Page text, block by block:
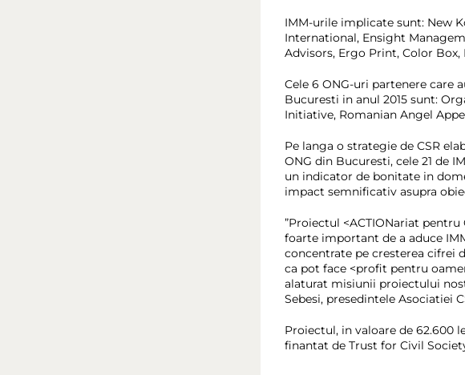
IMM-urile implicate sunt: New
International, Ensight
Advisors, Ergo Print, Color Box,
Cele 6 ONG-uri partenere
Bucuresti in anul 2015 sunt:
Initiative, Romanian Angel
Pe langa o strategie de CSR
ONG din Bucuresti, cele 21 de
un indicator de bonitate in
impact semnificativ asupra
”Proiectul <ACTIONariat
foarte important de a aduce
concentrate pe cresterea cifrei
ca pot face <profit pentru
alaturat misiunii proiectului
Sebesi, presedintele Asociatiei
Proiectul, in valoare de 62.600
finantat de Trust for Civil